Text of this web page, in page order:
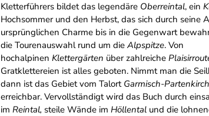
Kletterführers bildet das legendäre Oberreintal, ein
Hochsommer und den Herbst, das sich durch seine
ursprünglichen Charme bis in die Gegenwart
die Tourenauswahl rund um dieAlpspitze. Von
hochalpinenKlettergärten über zahlreiche
Gratklettereien ist alles geboten. Nimmt man die
dann ist das Gebiet vom Talort Garmisch-
erreichbar. Vervollständigt wird das Buch durch
imReintal, steile Wände imHöllental und die